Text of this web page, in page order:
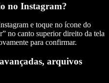
no Instagram?
e toque no ícone do
no canto superior direito da tela
para confirmar.
arquivos